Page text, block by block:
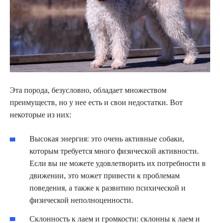
Эта порода, безусловно, обладает множеством
преимуществ, но у нее есть и свои недостатки. Вот
некоторые из них:
Высокая энергия: это очень активные собаки,
которым требуется много физической активности.
Если вы не можете удовлетворить их потребности в
движении, это может привести к проблемам
поведения, а также к развитию психической и
физической неполноценности.
Склонность к лаем и громкости: склонны к лаем и